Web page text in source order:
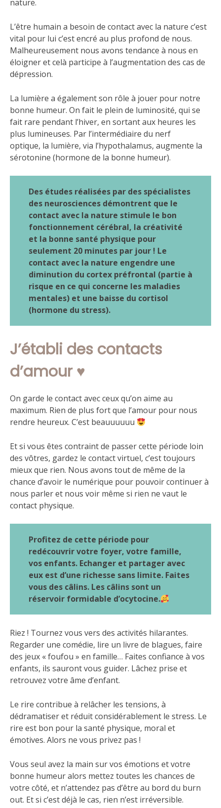
nature.
L’être humain a besoin de contact avec la nature c’est
vital pour lui c’est encré au plus profond de nous.
Malheureusement nous avons tendance à nous en
éloigner et celà participe à l’augmentation des cas de
dépression.
La lumière a également son rôle à jouer pour notre
bonne humeur. On fait le plein de luminosité, qui se
fait rare pendant l’hiver, en sortant aux heures les
plus lumineuses. Par l’intermédiaire du nerf
optique, la lumière, via l’hypothalamus, augmente la
sérotonine (hormone de la bonne humeur).
Des études réalisées par des spécialistes
des neurosciences démontrent que le
contact avec la nature stimule le bon
fonctionnement cérébral, la créativité
et la bonne santé physique pour
seulement 20 minutes par jour ! Le
contact avec la nature engendre une
diminution du cortex préfrontal (partie à
risque en ce qui concerne les maladies
mentales) et une baisse du cortisol
(hormone du stress).
J’établi des contacts
d’amour ♥️
On garde le contact avec ceux qu’on aime au
maximum. Rien de plus fort que l’amour pour nous
rendre heureux. C’est beauuuuuu
Et si vous êtes contraint de passer cette période loin
des vôtres, gardez le contact virtuel, c’est toujours
mieux que rien. Nous avons tout de même de la
chance d’avoir le numérique pour pouvoir continuer à
nous parler et nous voir même si rien ne vaut le
contact physique.
Profitez de cette période pour
redécouvrir votre foyer, votre famille,
vos enfants. Echanger et partager avec
eux est d’une richesse sans limite. Faites
vous des câlins. Les câlins sont un
réservoir formidable d’ocytocine.
Riez ! Tournez vous vers des activités hilarantes.
Regarder une comédie, lire un livre de blagues, faire
des jeux « foufou » en famille… Faites confiance à vos
enfants, ils sauront vous guider. Lâchez prise et
retrouvez votre âme d’enfant.
Le rire contribue à relâcher les tensions, à
dédramatiser et réduit considérablement le stress. Le
rire est bon pour la santé physique, moral et
émotives. Alors ne vous privez pas !
Vous seul avez la main sur vos émotions et votre
bonne humeur alors mettez toutes les chances de
votre côté, et n’attendez pas d’être au bord du burn
out. Et si c’est déjà le cas, rien n’est irréversible.